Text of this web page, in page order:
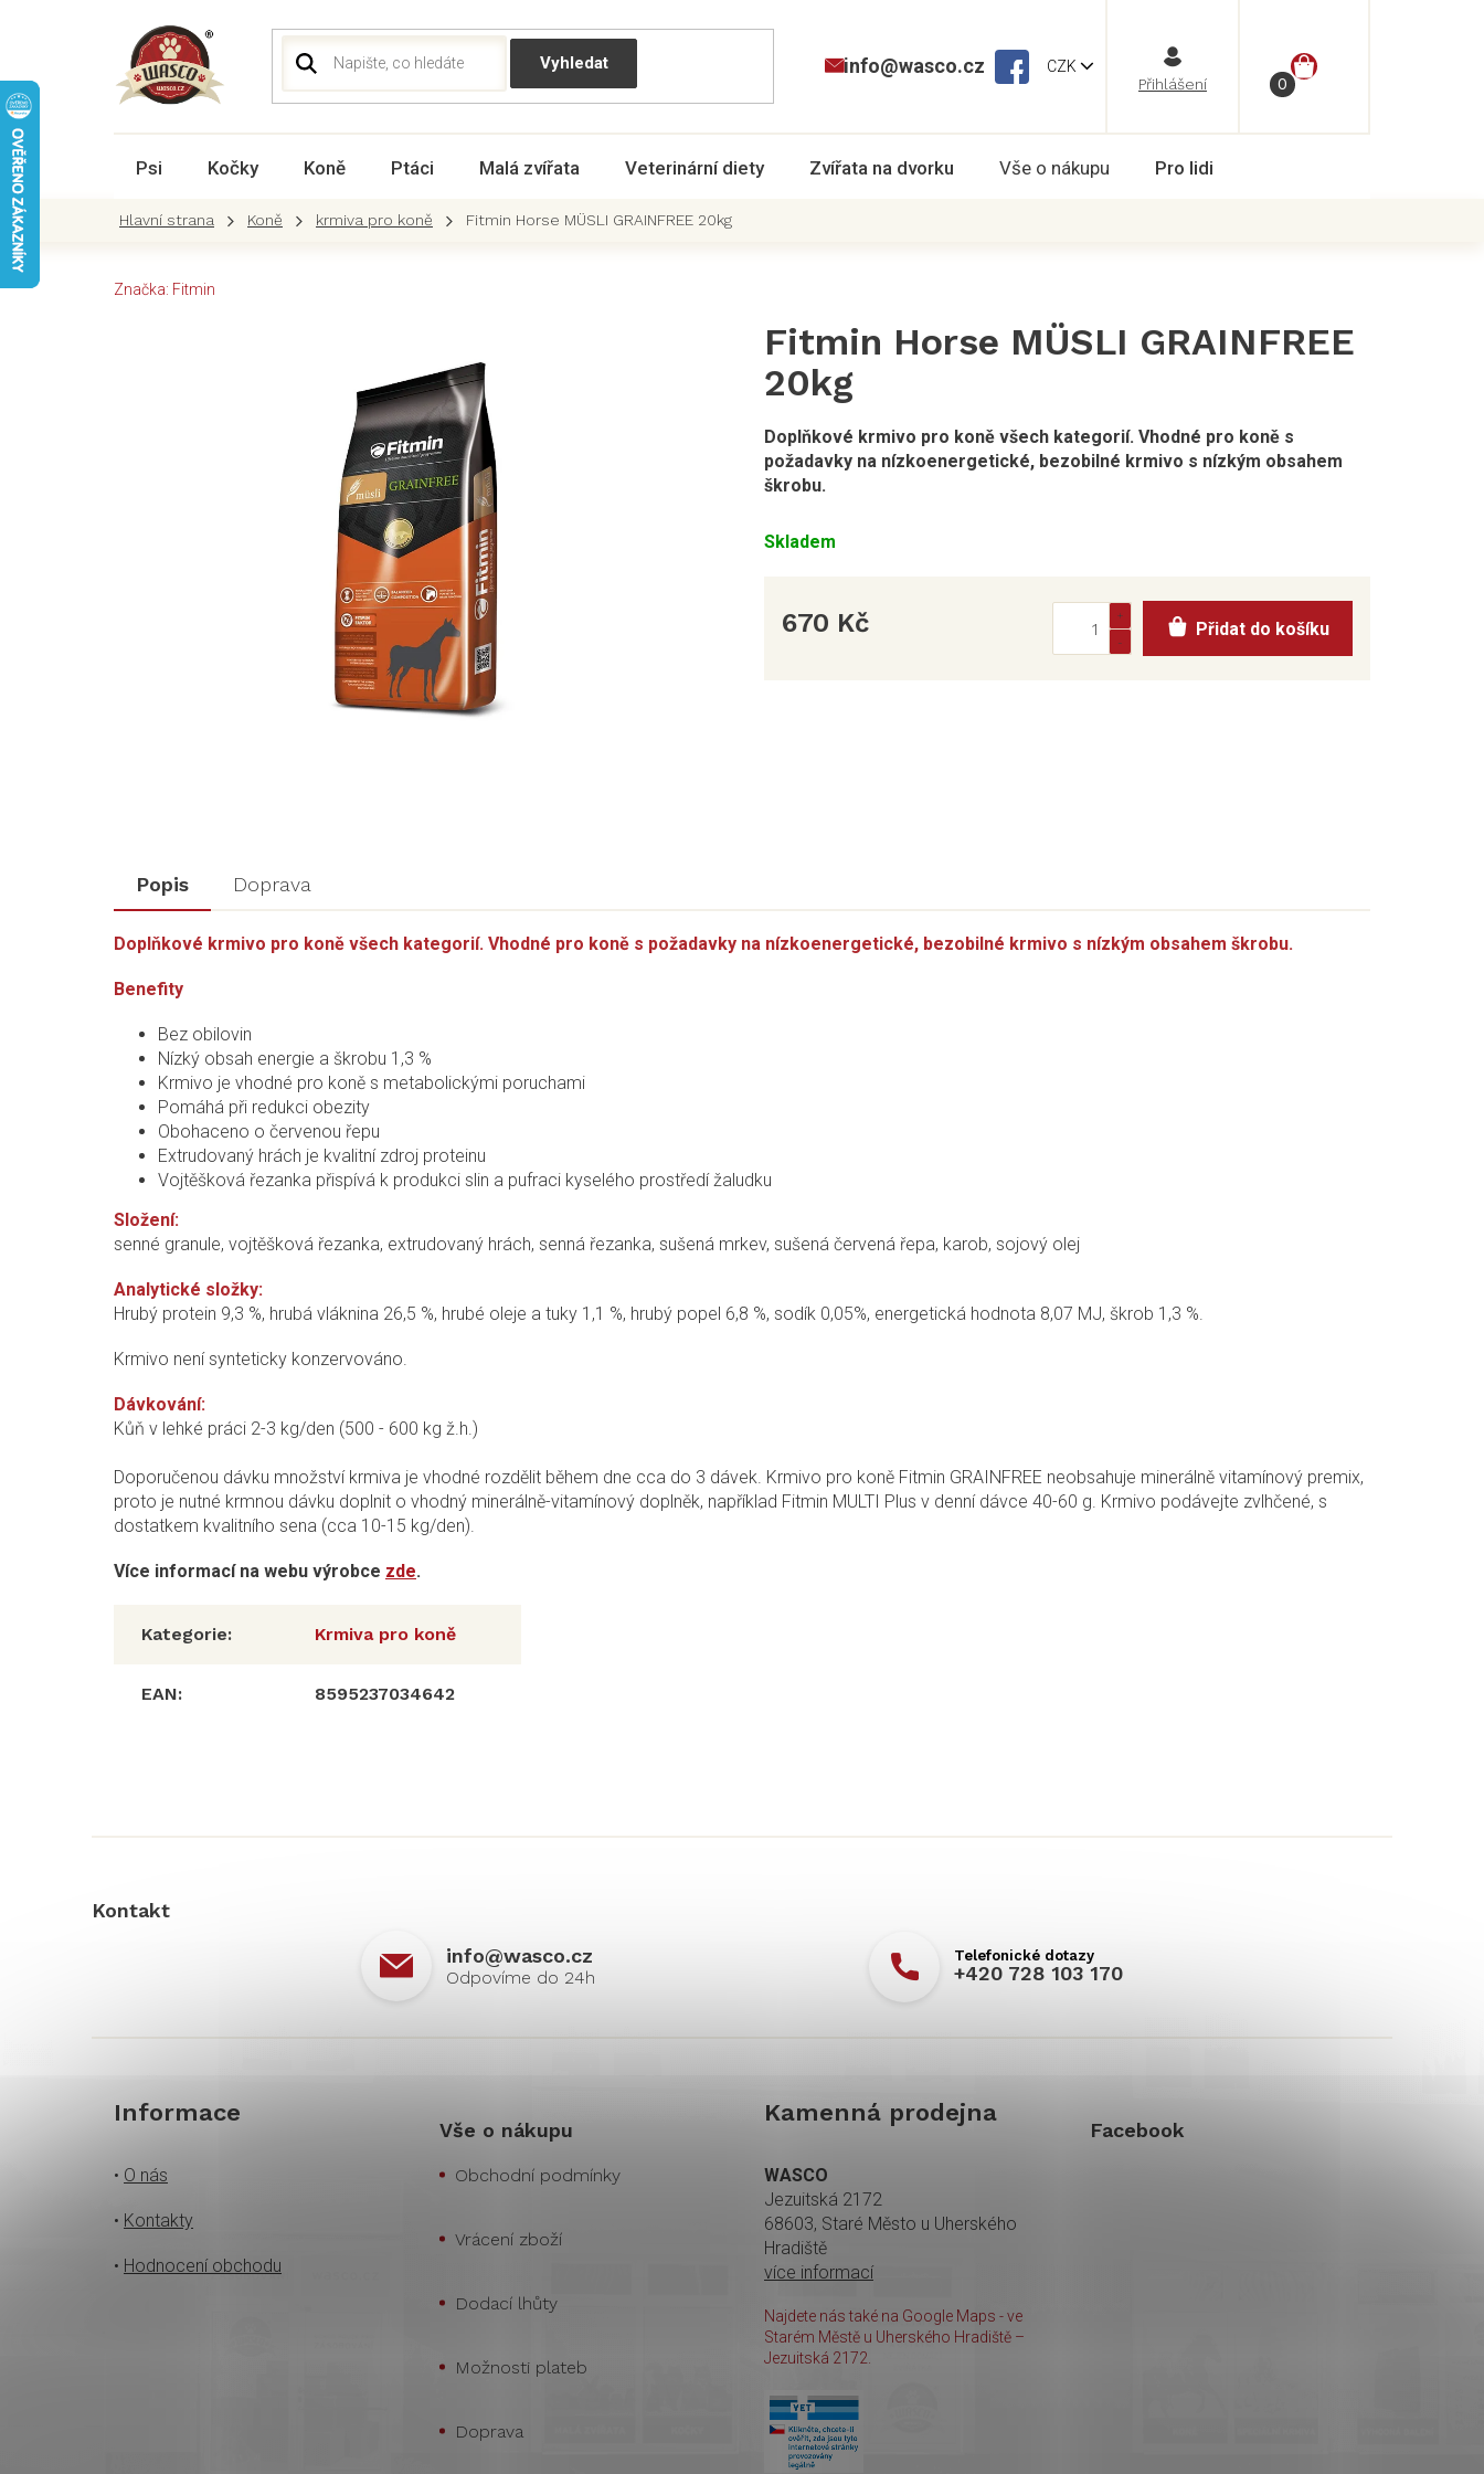
CZK
NÁKUPNÍ
info@wasco.cz
Psi Kočky Koně Ptáci Malá zvířata Veterinární diety Zvířata na dvorku Vše o nákupu Pro lidi
Koně krmiva pro koně Fitmin Horse MÜSLI GRAINFREE 20kg
Značka: Fitmin
Skladem
Doplňkové krmivo pro koně všech kategorií. Vhodné pro koně s
požadavky na nízkoenergetické, bezobilné krmivo s nízkým obsahem
škrobu.
Fitmin Horse MÜSLI GRAINFREE
20kg
670 Kč Přidat do košíku
Popis Doprava
Doplňkové krmivo pro koně všech kategorií. Vhodné pro koně s požadavky na nízkoenergetické, bezobilné krmivo s nízkým obsahem škrobu.
Benefity
Bez obilovin
Nízký obsah energie a škrobu 1,3 %
Krmivo je vhodné pro koně s metabolickými poruchami
Pomáhá při redukci obezity
Obohaceno o červenou řepu
Extrudovaný hrách je kvalitní zdroj proteinu
Vojtěšková řezanka přispívá k produkci slin a pufraci kyselého prostředí žaludku
Složení:
senné granule, vojtěšková řezanka, extrudovaný hrách, senná řezanka, sušená mrkev, sušená červená řepa, karob, sojový olej
Analytické složky:
Hrubý protein 9,3 %, hrubá vláknina 26,5 %, hrubé oleje a tuky 1,1 %, hrubý popel 6,8 %, sodík 0,05%, energetická hodnota 8,07 MJ, škrob 1,3 %.
Krmivo není synteticky konzervováno.
Dávkování:
Kůň v lehké práci 2-3 kg/den (500 - 600 kg ž.h.)
Doporučenou dávku množství krmiva je vhodné rozdělit během dne cca do 3 dávek. Krmivo pro koně Fitmin GRAINFREE neobsahuje minerálně vitamínový premix,
proto je nutné krmnou dávku doplnit o vhodný minerálně-vitamínový doplněk, například Fitmin MULTI Plus v denní dávce 40-60 g. Krmivo podávejte zvlhčené, s
dostatkem kvalitního sena (cca 10-15 kg/den).
Více informací na webu výrobce zde.
Kategorie: Krmiva pro koně
EAN: 8595237034642
Kontakt
info@wasco.cz
+420 728 103 170
Informace
• O nás
• Kontakty
• Hodnocení obchodu
Vše o nákupu
Obchodní podmínky
Vrácení zboží
Dodací lhůty
Možnosti plateb
Doprava
Kamenná prodejna
WASCO
Jezuitská 2172
68603, Staré Město u Uherského
Hradiště
více informací
Najdete nás také na Google Maps - ve
Starém Městě u Uherského Hradiště –
Jezuitská 2172.
Facebook